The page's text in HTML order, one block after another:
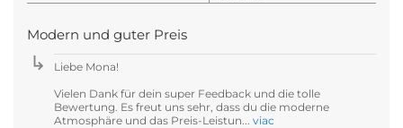
Modern und guter Preis
Liebe Mona!
Vielen Dank für dein super Feedback und die tolle
Bewertung. Es freut uns sehr, dass du die moderne
Atmosphäre und das Preis-Leistun... viac